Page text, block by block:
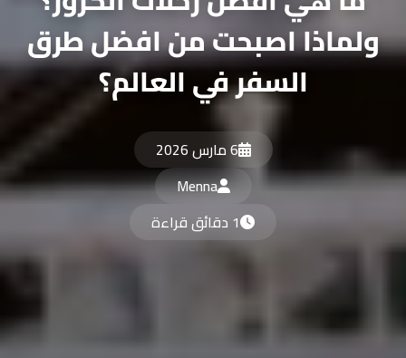
ولماذا اصبحت من افضل طرق
السفر في العالم؟
6 مارس 2026
Menna
1 دقائق قراءة